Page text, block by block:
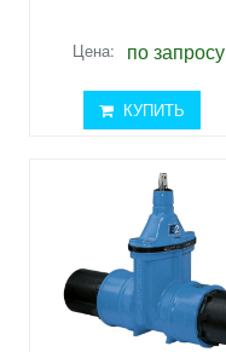
Цена: по запросу
КУПИТЬ